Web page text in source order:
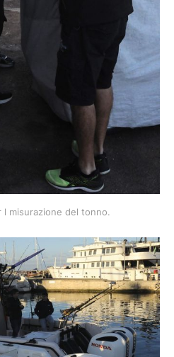
l misurazione del tonno.